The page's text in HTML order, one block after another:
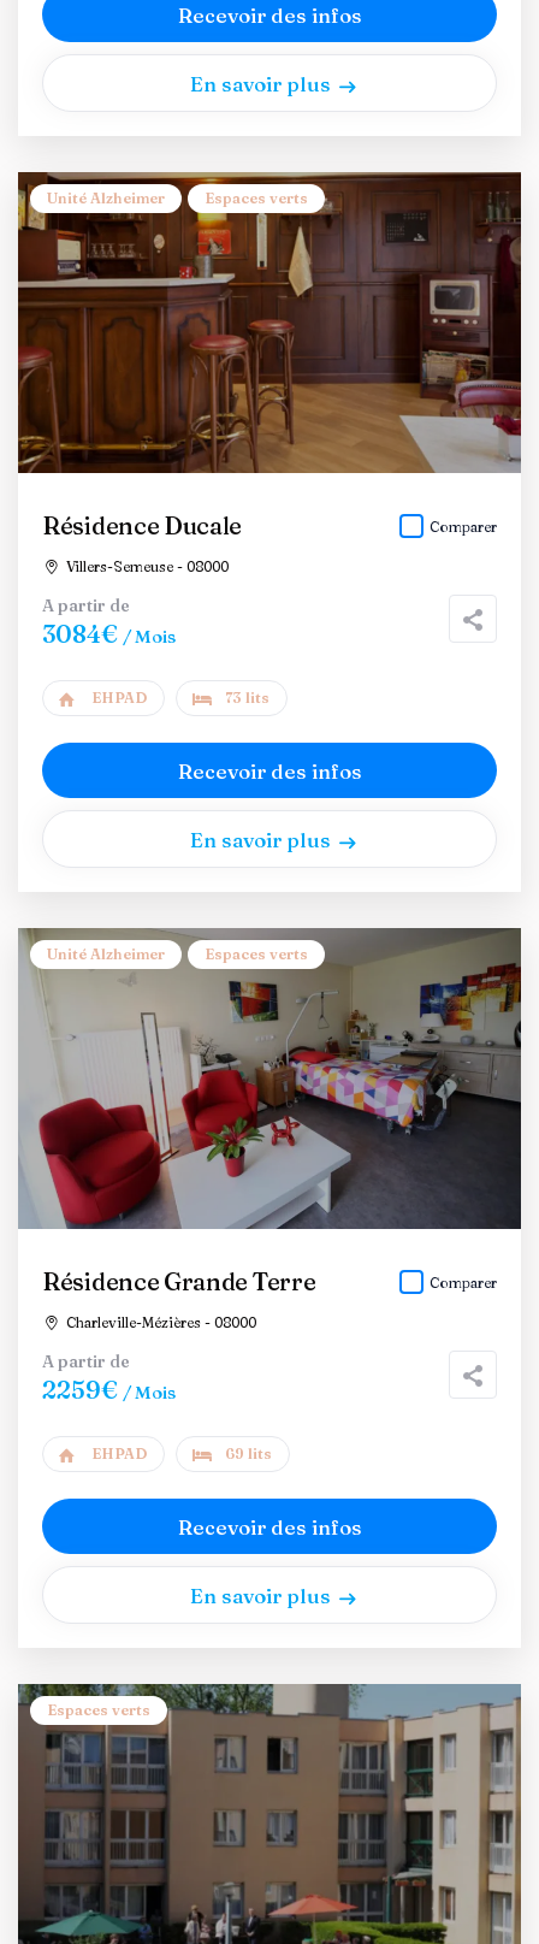
Recevoir des infos
En savoir plus
Unité Alzheimer Espaces verts
Résidence Ducale
Villers-Semeuse - 08000
Comparer
A partir de
3084€ / Mois
EHPAD 73 lits
Recevoir des infos
En savoir plus
Unité Alzheimer Espaces verts
Résidence Grande Terre
Charleville-Mézières - 08000
Comparer
A partir de
2259€ / Mois
EHPAD 69 lits
Recevoir des infos
En savoir plus
Espaces verts